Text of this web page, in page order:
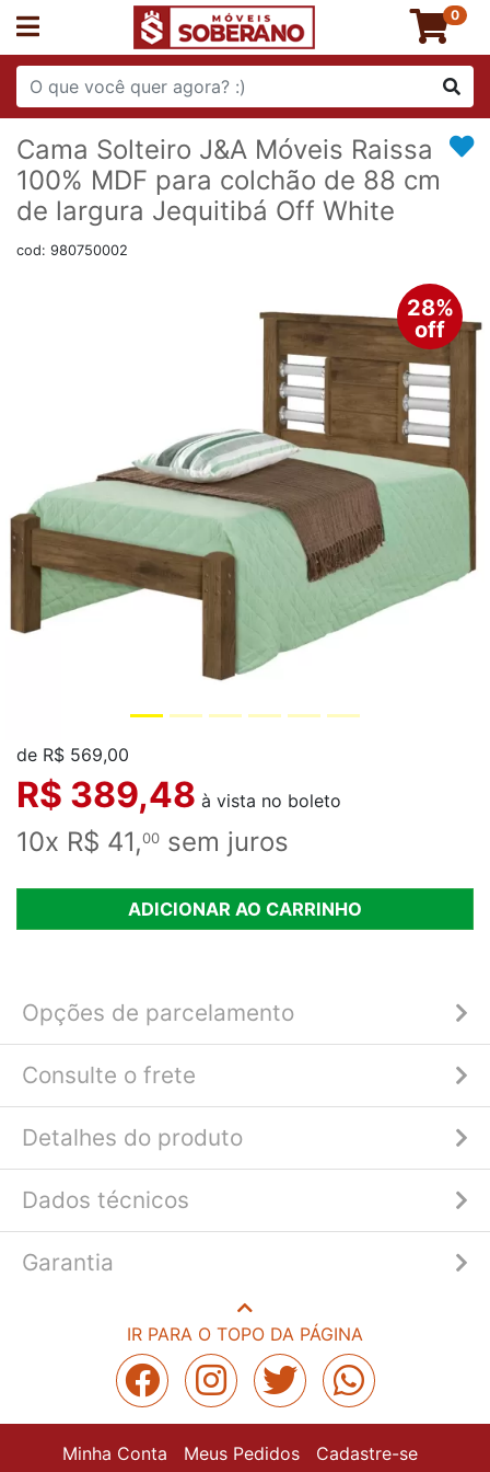
0
Cama Solteiro J&A Móveis Raissa
100% MDF para colchão de 88 cm
de largura Jequitibá Off White
cod: 980750002
28%
off
de R$ 569,00
R$ 389,48 à vista no boleto
10x R$ 41,00 sem juros
ADICIONAR AO CARRINHO
Opções de parcelamento
Consulte o frete
Detalhes do produto
Dados técnicos
Garantia
IR PARA O TOPO DA PÁGINA
Minha Conta Meus Pedidos Cadastre-se